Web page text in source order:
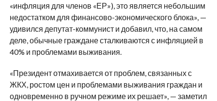
«инфляция для членов «ЕР»), это является небольшим
недостатком для финансово-экономического блока», —
удивился депутат-коммунист и добавил, что, на самом
деле, обычные граждане сталкиваются с инфляцией в
40% и проблемами выживания.
«Президент отмахивается от проблем, связанных с
ЖКХ, ростом цен и проблемами выживания граждан и
одновременно в ручном режиме их решает», — заметил